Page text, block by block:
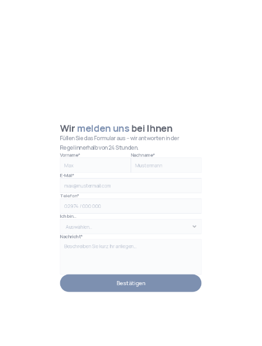
Wir melden uns bei Ihnen
Füllen Sie das Formular aus – wir antworten in der
Regel innerhalb von 24 Stunden.
Vorname* Nachname*
E-Mail*
Telefon*
Ich bin…
Nachricht*
Bestätigen